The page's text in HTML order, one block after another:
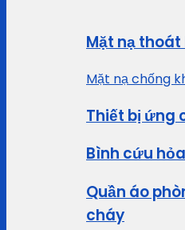
Mặt nạ
Mặt nạ chống
Thiết bị ứng
Bình cứu hỏa
Quần áo
cháy